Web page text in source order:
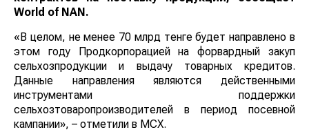
World of NAN .
«В целом, не менее 70 млрд тенге будет направлено в
этом году Продкорпорацией на форвардный закуп
сельхозпродукции и выдачу товарных кредитов.
Данные направления являются действенными
инструментами поддержки
сельхозтоваропроизводителей в период посевной
кампании», – отметили в МСХ.